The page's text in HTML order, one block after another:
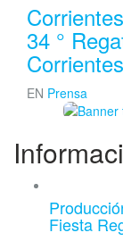
34 °
Corrientes
EN Prensa
Fiesta